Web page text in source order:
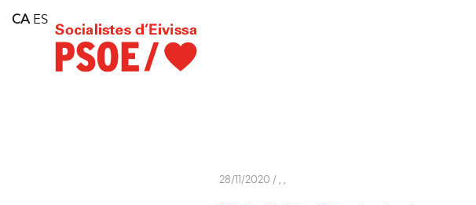
Consell Insular d'Eivissa
Services
28/11/2020 / , ,
CA ES